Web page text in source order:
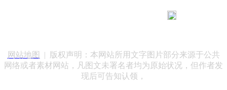
网站地图
| 版权声明：本网站所用文字图片部分来源于公共
网络或者素材网站，凡图文未署名者均为原始状况，但作者发
现后可告知认领，